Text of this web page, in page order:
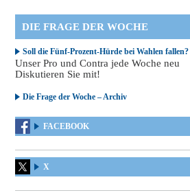
DIE FRAGE DER WOCHE
Soll die Fünf-Prozent-Hürde bei Wahlen fallen?
Unser Pro und Contra jede Woche neu
Diskutieren Sie mit!
Die Frage der Woche – Archiv
FACEBOOK
X